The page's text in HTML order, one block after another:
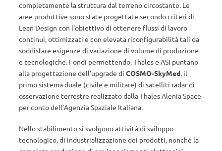
completamente la struttura dal terreno circostante. Le
aree produttive sono state progettate secondo criteri di
Lean Design con l’obiettivo di ottenere flussi di lavoro
continui, ottimizzati e con elevata riconfigurabilità tali da
soddisfare esigenze di variazione di volume di produzione
e tecnologiche. Fondi permettendo, Thales e ASI puntano
alla progettazione dell’upgrade di COSMO-SkyMed, il
primo sistema duale (civile e militare) di satelliti radar di
osservazione terrestre realizzato dalla Thales Alenia Space
per conto dell’Agenzia Spaziale Italiana.
Nello stabilimento si svolgono attività di sviluppo
tecnologico, di industrializzazione dei prodotti, nonché la